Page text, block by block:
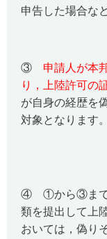
申告した場合な
③ 申請人が本
り，上陸許可の
が自身の経歴を
対象となります。
④ ①から③まで
類を提出して上
おいては，偽り